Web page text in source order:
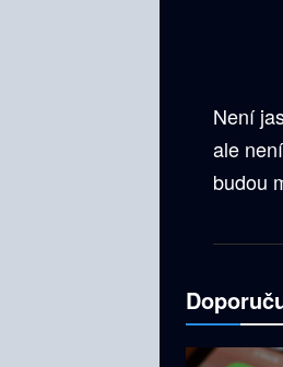
Není
ale
budou